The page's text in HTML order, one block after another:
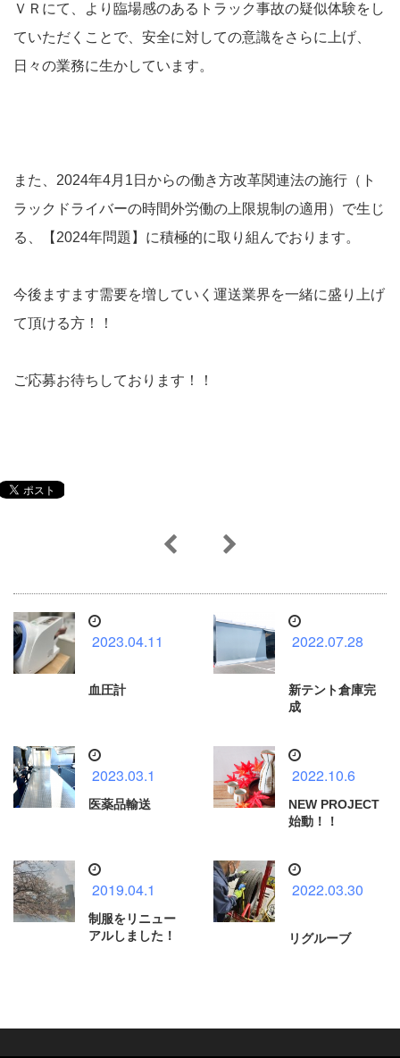
ＶＲにて、より臨場感のあるトラック事故の疑似体験をし
ていただくことで、安全に対しての意識をさらに上げ、
日々の業務に生かしています。
また、2024年4月1日からの働き方改革関連法の施行（ト
ラックドライバーの時間外労働の上限規制の適用）で生じ
る、【2024年問題】に積極的に取り組んでおります。
今後ますます需要を増していく運送業界を一緒に盛り上げ
て頂ける方！！
ご応募お待ちしております！！
2023.04.11
血圧計
2022.07.28
新テント倉庫完
成
2023.03.1
医薬品輸送
2022.10.6
NEW PROJECT
始動！！
2019.04.1
制服をリニュー
アルしました！
2022.03.30
リグルーブ